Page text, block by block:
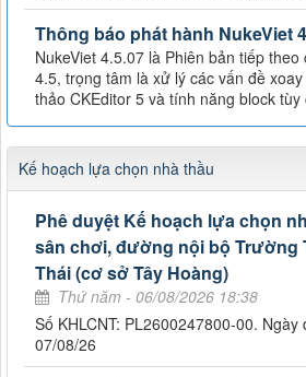
Thông báo phát hành NukeViet
NukeViet 4.5.07 là Phiên bản tiếp theo
4.5, trọng tâm là xử lý các vấn đề
thảo CKEditor 5 và tính năng block
Kế hoạch lựa chọn nhà thầu
Phê duyệt Kế hoạch lựa chọn
sân chơi, đường nội bộ Trường
Thái (cơ sở Tây Hoàng)
Thứ năm - 06/08/2026 18:38
Số KHLCNT: PL2600247800-00. Ngày
07/08/26